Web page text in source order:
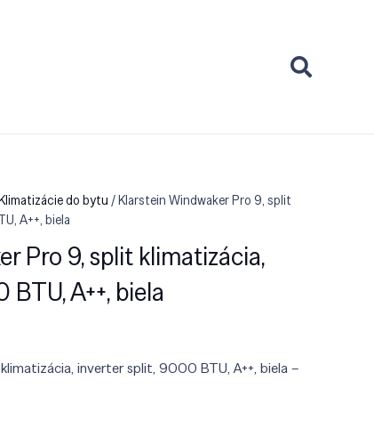
do bytu / Klarstein Windwaker Pro 9, split
A++, biela
Pro 9, split klimatizácia,
A++, biela
inverter split, 9000 BTU, A++, biela –